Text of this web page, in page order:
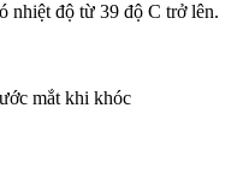
nhiệt độ từ 39 độ C trở lên.
mắt khi khóc